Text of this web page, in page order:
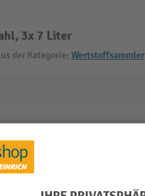
3x 7 Liter
der Kategorie: Wertstoffsammler